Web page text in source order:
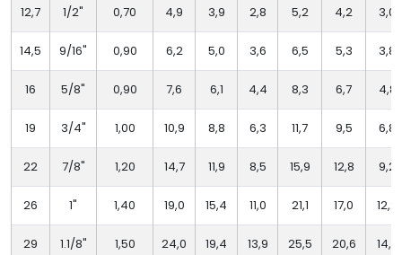
12,7 1/2" 0,70 4,9 3,9 2,8 5,2 4,2 3,0
14,5 9/16" 0,90 6,2 5,0 3,6 6,5 5,3 3,8
16 5/8" 0,90 7,6 6,1 4,4 8,3 6,7 4,8
19 3/4" 1,00 10,9 8,8 6,3 11,7 9,5 6,8
22 7/8" 1,20 14,7 11,9 8,5 15,9 12,8 9,2
26 1" 1,40 19,0 15,4 11,0 21,1 17,0 12,2
29 1.1/8" 1,50 24,0 19,4 13,9 25,5 20,6 14,7